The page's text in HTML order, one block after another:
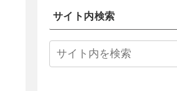
サイト内検索